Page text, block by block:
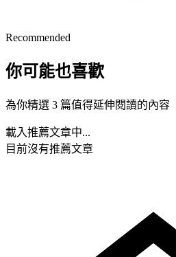
Recommended
你可能也喜歡
為你精選 3 篇值得延伸閱讀的內容
載入推薦文章中...
目前沒有推薦文章